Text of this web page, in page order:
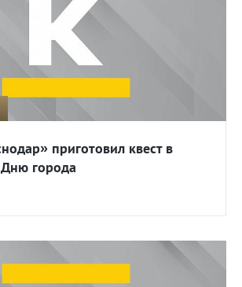
приготовил квест в
города